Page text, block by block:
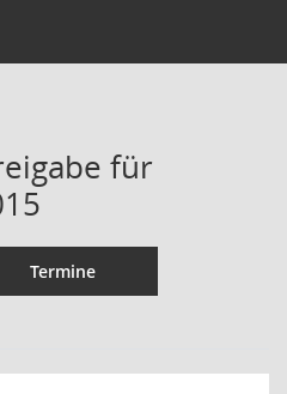
für
Termine